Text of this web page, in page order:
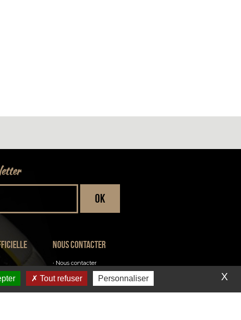
Nous contacter
Nous contacter
Inscription à la newsletter
Venir au club
X
Tout refuser Personnaliser